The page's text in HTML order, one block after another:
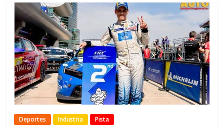
Deportes Industria Pista